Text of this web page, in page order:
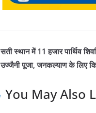
सती स्थान में 11 हजार पार्थिव
उज्जैनी पूजा, जनकल्याण के लिए
You May Also